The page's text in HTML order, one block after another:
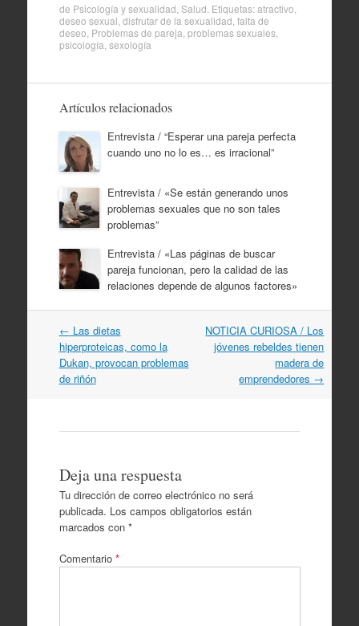
de Psicología y sexualidad Salud . Etiquetas:atractivo
deseo sexual disfrutar de la sexualidad falta de
deseo Problemas de pareja problemas sexuales,
psicología sexología
Artículos relacionados
Entrevista / “Esperar una pareja perfecta
cuando uno no lo es… es irracional”
Entrevista / «Se están generando unos
problemas sexuales que no son tales
problemas”
Entrevista / «Las páginas de buscar
pareja funcionan, pero la calidad de las
relaciones depende de algunos factores»
Navegación
por
artículos
← Las dietas
hiperproteicas, como la
Dukan, provocan problemas
de riñón
NOTICIA CURIOSA / Los
jóvenes rebeldes tienen
madera de
emprendedores →
Deja una respuesta
Tu dirección de correo electrónico no será
publicada. Los campos obligatorios están
marcados con *
Comentario *